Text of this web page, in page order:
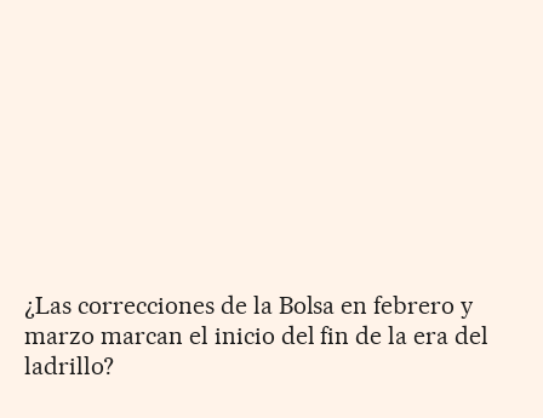
¿Las correcciones de la Bolsa en febrero y
marzo marcan el inicio del fin de la era del
ladrillo?